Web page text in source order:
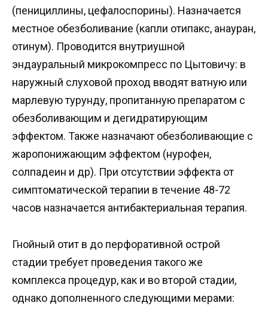
(пенициллины, цефалоспорины). Назначается
местное обезболивание (капли отипакс, анауран,
отинум). Проводится внутриушной
эндауральный микрокомпресс по Цытовичу: в
наружный слуховой проход вводят ватную или
марлевую турунду, пропитанную препаратом с
обезболивающим и дегидратирующим
эффектом. Также назначают обезболивающие с
жаропонижающим эффектом (нурофен,
солпадеин и др). При отсутствии эффекта от
симптоматической терапии в течение 48-72
часов назначается антибактериальная терапия.
Гнойный отит в до перфоративной острой
стадии требует проведения такого же
комплекса процедур, как и во второй стадии,
однако дополненного следующими мерами: